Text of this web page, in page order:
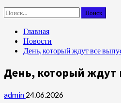
Найти:
Главная
Новости
День, который ждут все
День, который ждут
admin 24.06.2026